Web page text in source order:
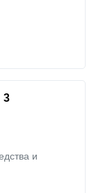
3
и